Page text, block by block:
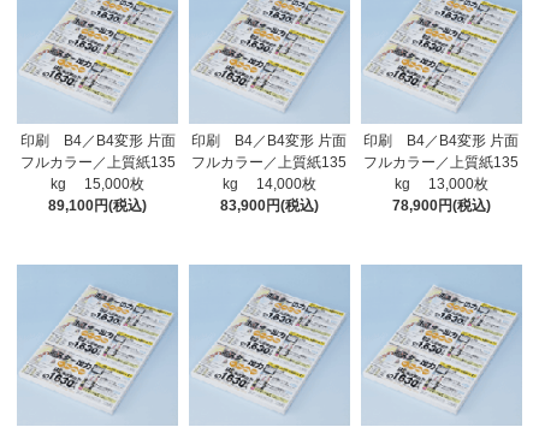
印刷 B4／B4変形 片面
フルカラー／上質紙135
kg 15,000枚
89,100円(税込)
印刷 B4／B4変形 片面
フルカラー／上質紙135
kg 14,000枚
83,900円(税込)
印刷 B4／B4変形 片面
フルカラー／上質紙135
kg 13,000枚
78,900円(税込)